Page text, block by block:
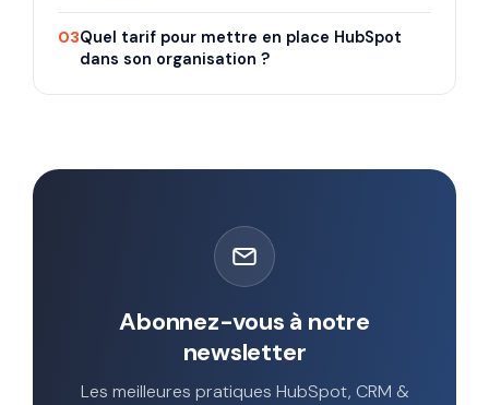
03Quel tarif pour mettre en place HubSpot
dans son organisation ?
Abonnez-vous à notre
newsletter
Les meilleures pratiques HubSpot, CRM &